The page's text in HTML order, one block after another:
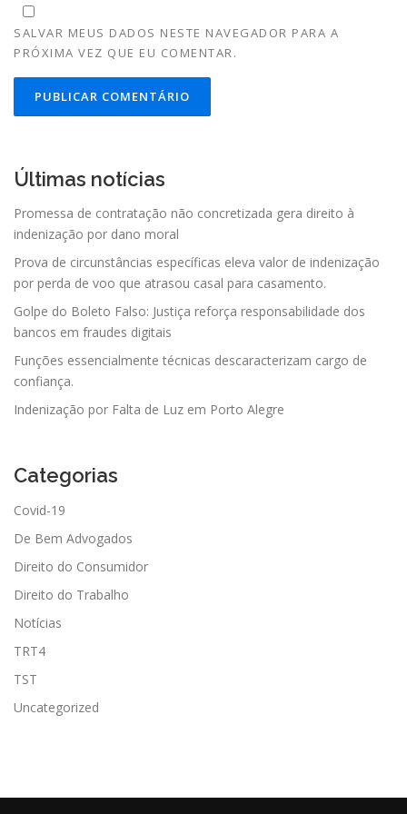
SALVAR MEUS DADOS NESTE NAVEGADOR PARA A
PRÓXIMA VEZ QUE EU COMENTAR.
Últimas notícias
Promessa de contratação não concretizada gera direito à
indenização por dano moral
Prova de circunstâncias específicas eleva valor de indenização
por perda de voo que atrasou casal para casamento.
Golpe do Boleto Falso: Justiça reforça responsabilidade dos
bancos em fraudes digitais
Funções essencialmente técnicas descaracterizam cargo de
confiança.
Indenização por Falta de Luz em Porto Alegre
Categorias
Covid-19
De Bem Advogados
Direito do Consumidor
Direito do Trabalho
Notícias
TRT4
TST
Uncategorized